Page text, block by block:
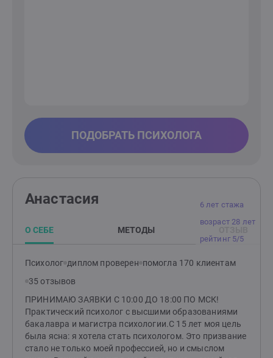
ПОДОБРАТЬ ПСИХОЛОГА
6 лет стажа
возраст 28 лет
рейтинг 5/5
Анастасия
О СЕБЕ МЕТОДЫ
Психолог диплом проверен помогла 170 клиентам
35 отзывов
ПРИНИМАЮ ЗАЯВКИ С 10:00 ДО 18:00 ПО МСК!
Практический психолог с высшими образованиями
бакалавра и магистра психологии.С 15 лет моя цель
была ясна: я хотела стать психологом. Это призвание
стало не только моей профессией, но и смыслом